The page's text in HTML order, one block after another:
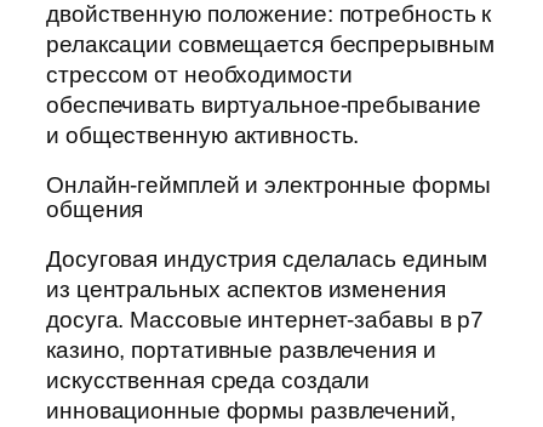
двойственную положение: потребность к
релаксации совмещается беспрерывным
стрессом от необходимости
обеспечивать виртуальное-пребывание
и общественную активность.
Онлайн-геймплей и электронные формы
общения
Досуговая индустрия сделалась единым
из центральных аспектов изменения
досуга. Массовые интернет-забавы в р7
казино, портативные развлечения и
искусственная среда создали
инновационные формы развлечений,